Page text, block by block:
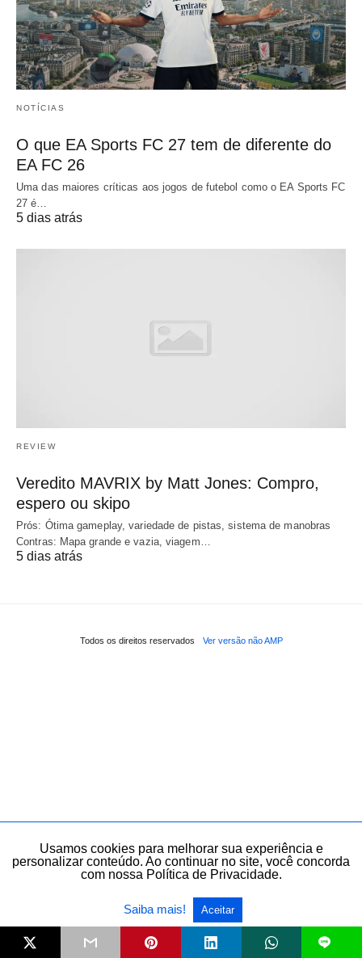
NOTÍCIAS
O que EA Sports FC 27 tem de diferente do
EA FC 26
Uma das maiores críticas aos jogos de futebol como o EA Sports FC
27 é…
5 dias atrás
REVIEW
Veredito MAVRIX by Matt Jones: Compro,
espero ou skipo
Prós: Ótima gameplay, variedade de pistas, sistema de manobras
Contras: Mapa grande e vazia, viagem…
5 dias atrás
Todos os direitos reservados Ver versão não AMP
Usamos cookies para melhorar sua experiência e
personalizar conteúdo. Ao continuar no site, você concorda
com nossa Política de Privacidade.
Saiba mais! Aceitar